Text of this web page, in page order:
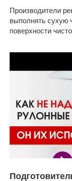
Производители
выполнять сухую
поверхности